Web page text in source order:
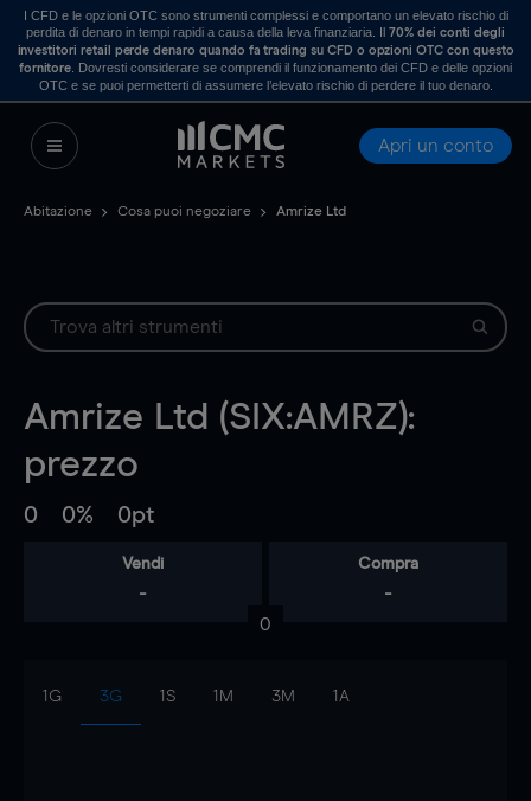
I CFD e le opzioni OTC sono strumenti complessi e comportano un elevato rischio di
perdita di denaro in tempi rapidi a causa della leva finanziaria. Il70% dei conti degli
investitori retail perde denaro quando fa trading su CFD o opzioni OTC con questo
fornitore . Dovresti considerare se comprendi il funzionamento dei CFD e delle opzioni
OTC e se puoi permetterti di assumere l’elevato rischio di perdere il tuo denaro.
Apri un conto
Abitazione Cosa puoi negoziare Amrize Ltd
Amrize Ltd (SIX:AMRZ):
prezzo
0 0% 0pt
Vendi
-
Compra
-
0
1G 3G 1S 1M 3M 1A